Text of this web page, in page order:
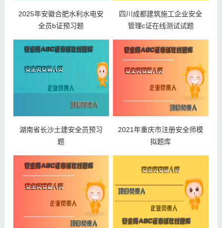
2025年安徽合肥水利水电安
全员b证预习题
四川成都建筑施工企业安全
管理c证在线测试试题
湖南省长沙土建安全员预习
题
2021年重庆市注册安全师模
拟题库